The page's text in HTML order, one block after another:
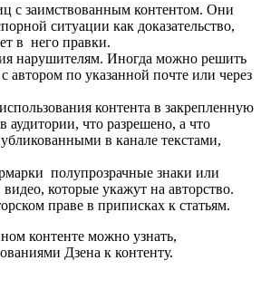
с заимствованным контентом. Они
ситуации как доказательство,
в него правки.
нарушителям. Иногда можно решить
автором по указанной почте или через
контента в закрепленную
аудитории, что разрешено, а что
в канале текстами,
полупрозрачные знаки или
которые укажут на авторство.
праве в приписках к статьям.
контенте можно узнать,
Дзена к контенту.